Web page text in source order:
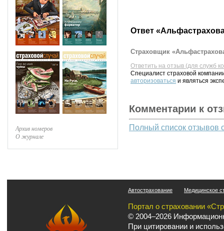
Архив номеров
О журнале
Ответ
Страховщик
Ответить на отзыв (для служб
Специалист страховой
авторизоваться и являться
Комментарии к
Полный список отзывов
Автострахование Медицинское
Портал о страховании
© 2004–2026
При цитировании и